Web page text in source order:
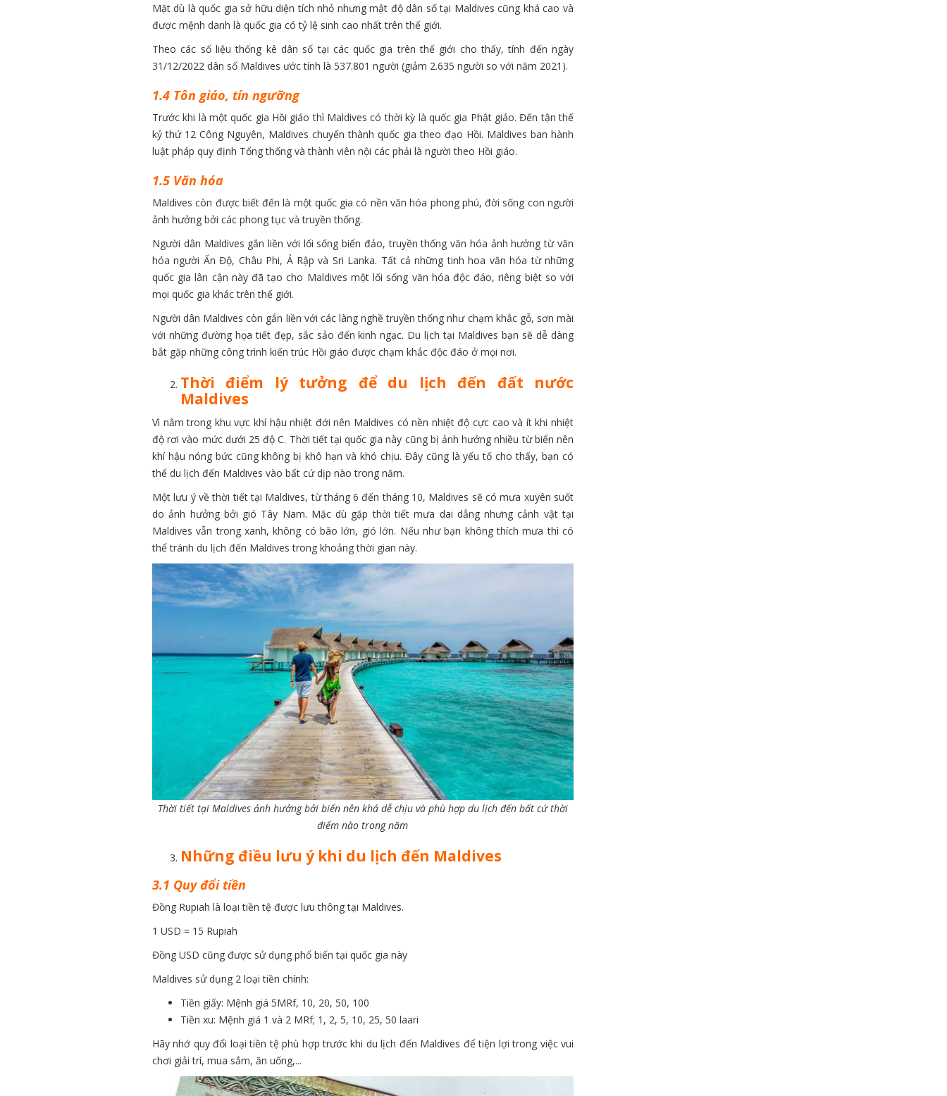
Mặt dù là quốc gia sở hữu diện tích nhỏ nhưng mật độ dân số tại Maldives cũng khá cao và
được mệnh danh là quốc gia có tỷ lệ sinh cao nhất trên thế giới.
Theo các số liệu thống kê dân số tại các quốc gia trên thế giới cho thấy, tính đến ngày
31/12/2022 dân số Maldives ước tính là 537.801 người (giảm 2.635 người so với năm 2021).
1.4 Tôn giáo, tín ngưỡng
Trước khi là một quốc gia Hồi giáo thì Maldives có thời kỳ là quốc gia Phật giáo. Đến tận thế
kỷ thứ 12 Công Nguyên, Maldives chuyển thành quốc gia theo đạo Hồi. Maldives ban hành
luật pháp quy định Tổng thống và thành viên nội các phải là người theo Hồi giáo.
1.5 Văn hóa
Maldives còn được biết đến là một quốc gia có nền văn hóa phong phú, đời sống con người
ảnh hưởng bởi các phong tục và truyền thống.
Người dân Maldives gắn liền với lối sống biển đảo, truyền thống văn hóa ảnh hưởng từ văn
hóa người Ấn Độ, Châu Phi, Ả Rập và Sri Lanka. Tất cả những tinh hoa văn hóa từ những
quốc gia lân cận này đã tạo cho Maldives một lối sống văn hóa độc đáo, riêng biệt so với
mọi quốc gia khác trên thế giới.
Người dân Maldives còn gắn liền với các làng nghề truyền thống như chạm khắc gỗ, sơn mài
với những đường họa tiết đẹp, sắc sảo đến kinh ngạc. Du lịch tại Maldives bạn sẽ dễ dàng
bắt gặp những công trình kiến trúc Hồi giáo được chạm khắc độc đáo ở mọi nơi.
Thời điểm lý tưởng để du lịch đến đất nước
Maldives
Vì nằm trong khu vực khí hậu nhiệt đới nên Maldives có nền nhiệt độ cực cao và ít khi nhiệt
độ rơi vào mức dưới 25 độ C. Thời tiết tại quốc gia này cũng bị ảnh hưởng nhiều từ biển nên
khí hậu nóng bức cũng không bị khô hạn và khó chịu. Đây cũng là yếu tố cho thấy, bạn có
thể du lịch đến Maldives vào bất cứ dịp nào trong năm.
Một lưu ý về thời tiết tại Maldives, từ tháng 6 đến tháng 10, Maldives sẽ có mưa xuyên suốt
do ảnh hưởng bởi gió Tây Nam. Mặc dù gặp thời tiết mưa dai dẳng nhưng cảnh vật tại
Maldives vẫn trong xanh, không có bão lớn, gió lớn. Nếu như bạn không thích mưa thì có
thể tránh du lịch đến Maldives trong khoảng thời gian này.
Thời tiết tại Maldives ảnh hưởng bởi biển nên khá dễ chịu và phù hợp du lịch đến bất cứ thời
điểm nào trong năm
Những điều lưu ý khi du lịch đến Maldives
3.1 Quy đổi tiền
Đồng Rupiah là loại tiền tệ được lưu thông tại Maldives.
1 USD = 15 Rupiah
Đồng USD cũng được sử dụng phổ biến tại quốc gia này
Maldives sử dụng 2 loại tiền chính:
Tiền giấy: Mệnh giá 5MRf, 10, 20, 50, 100
Tiền xu: Mệnh giá 1 và 2 MRf; 1, 2, 5, 10, 25, 50 laari
Hãy nhớ quy đổi loại tiền tệ phù hợp trước khi du lịch đến Maldives để tiện lợi trong việc vui
chơi giải trí, mua sắm, ăn uống,...